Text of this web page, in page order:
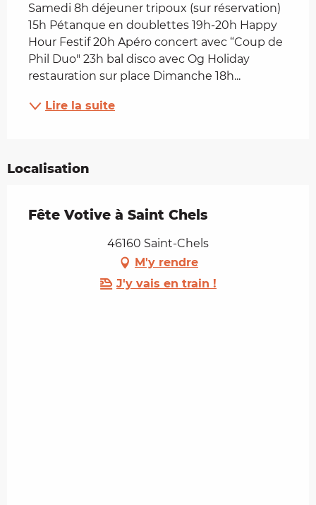
Samedi 8h déjeuner tripoux (sur réservation)
15h Pétanque en doublettes 19h-20h Happy
Hour Festif 20h Apéro concert avec “Coup de
Phil Duo" 23h bal disco avec Og Holiday
restauration sur place Dimanche 18h...
Lire la suite
Localisation
Fête Votive à Saint Chels
46160 Saint-Chels
M'y rendre
J'y vais en train !